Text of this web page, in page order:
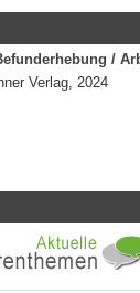
/
Verlag, 2024